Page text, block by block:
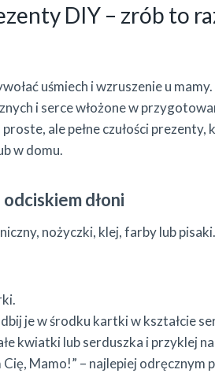
DIY – zrób to
uśmiech i wzruszenie u
i serce włożone w
ale pełne czułości
w domu.
dłoni
nożyczki, klej, farby lub pisaki.
je w środku kartki w kształcie
kwiatki lub serduszka i przyklej na
Mamo!” – najlepiej odręcznym